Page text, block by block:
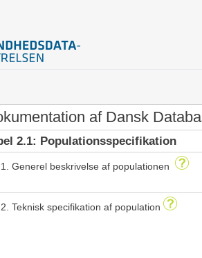
af Dansk
2.1: Populationsspecifikation
Generel beskrivelse af populationen
Teknisk specifikation af population